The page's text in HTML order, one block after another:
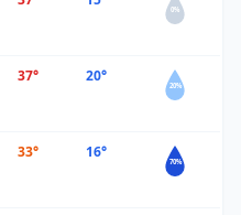
0%
37° 20°
20%
33° 16°
70%